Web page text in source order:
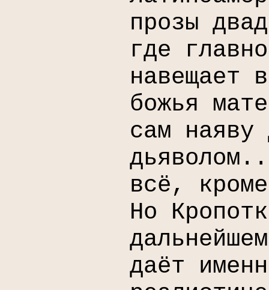
прозы
где
навещает
божья
сам наяву
всё,
Но
даёт